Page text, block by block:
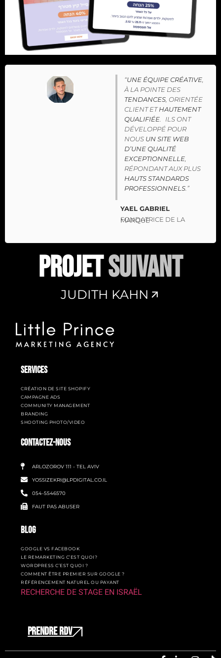
“UNE ÉQUIPE CRÉATIVE
À LA POINTE DES
TENDANCES , ORIENTÉE
CLIENT ETHAUTEMENT
QUALIFIÉE . ILS ONT
DÉVELOPPÉ POUR
NOUS UN SITE WEB
D’UNE QUALITÉ
EXCEPTIONNELLE
RÉPONDANT AUX PLUS
HAUTS STANDARDS
PROFESSIONNELS .”
YAEL GABRIEL
FONDATRICE DE LA MARQUE
PROJETSUIVANT
JUDITH KAHN
SERVICES
CRÉATION DE SITE SHOPIFY
CAMPAGNE ADS
COMMUNITY MANAGEMENT
BRANDING
SHOOTING PHOTO/VIDEO
CONTACTEZ-NOUS
ARLOZOROV 111 - TEL AVIV
YOSSIZEKRI@LPDIGITAL.CO.IL
054-5546570
FAUT PAS ABUSER
BLOG
GOOGLE VS FACEBOOK
LE REMARKETING C’EST QUOI?
WORDPRESS C’EST QUOI ?
COMMENT ÊTRE PREMIER SUR GOOGLE ?
RÉFÉRENCEMENT NATUREL OU PAYANT
RECHERCHE DE STAGE EN ISRAËL
PRENDRE RDV